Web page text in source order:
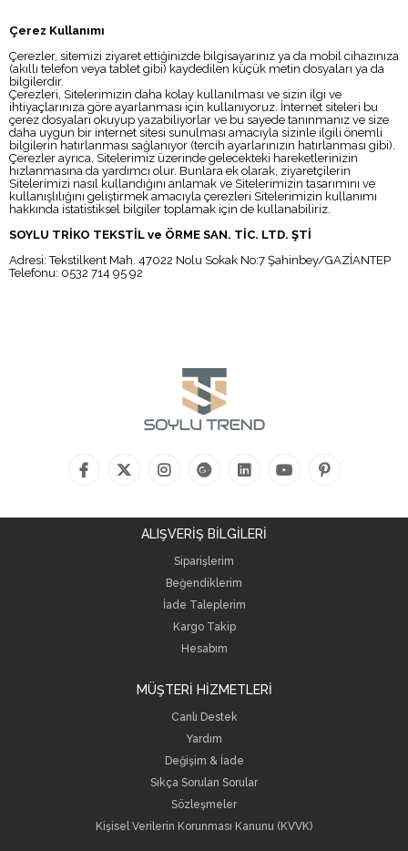
Çerez Kullanımı
Çerezler, sitemizi ziyaret ettiğinizde bilgisayarınız ya da mobil cihazınıza
(akıllı telefon veya tablet gibi) kaydedilen küçük metin dosyaları ya da
bilgilerdir.
Çerezleri, Sitelerimizin daha kolay kullanılması ve sizin ilgi ve
ihtiyaçlarınıza göre ayarlanması için kullanıyoruz. İnternet siteleri bu
çerez dosyaları okuyup yazabiliyorlar ve bu sayede tanınmanız ve size
daha uygun bir internet sitesi sunulması amacıyla sizinle ilgili önemli
bilgilerin hatırlanması sağlanıyor (tercih ayarlarınızın hatırlanması gibi).
Çerezler ayrıca, Sitelerimiz üzerinde gelecekteki hareketlerinizin
hızlanmasına da yardımcı olur. Bunlara ek olarak, ziyaretçilerin
Sitelerimizi nasıl kullandığını anlamak ve Sitelerimizin tasarımını ve
kullanışlılığını geliştirmek amacıyla çerezleri Sitelerimizin kullanımı
hakkında istatistiksel bilgiler toplamak için de kullanabiliriz.
SOYLU TRİKO TEKSTİL ve ÖRME SAN. TİC. LTD. ŞTİ
Adresi: Tekstilkent Mah. 47022 Nolu Sokak No:7 Şahinbey/GAZİANTEP
Telefonu: 0532 714 95 92
ALIŞVERİŞ BİLGİLERİ
Siparişlerim
Beğendiklerim
İade Taleplerim
Kargo Takip
Hesabım
MÜŞTERİ HİZMETLERİ
Canlı Destek
Yardım
Değişim & İade
Sıkça Sorulan Sorular
Sözleşmeler
Kişisel Verilerin Korunması Kanunu (KVVK)